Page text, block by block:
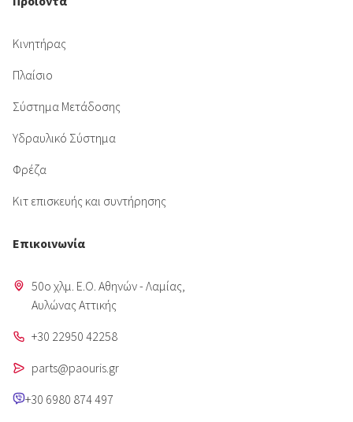
Κινητήρας
Πλαίσιο
Σύστημα Μετάδοσης
Υδραυλικό Σύστημα
Φρέζα
Κιτ επισκευής και συντήρησης
Επικοινωνία
50o χλμ. Ε.Ο. Αθηνών - Λαμίας,
Aυλώνας Αττικής
+30 22950 42258
parts@paouris.gr
+30 6980 874 497